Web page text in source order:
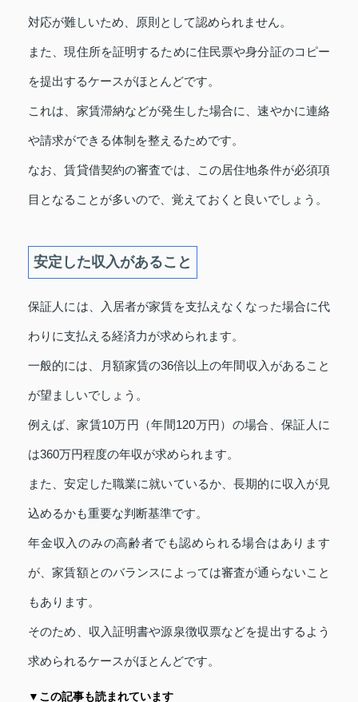
対応が難しいため、原則として認められません。
また、現住所を証明するために住民票や身分証のコピー
を提出するケースがほとんどです。
これは、家賃滞納などが発生した場合に、速やかに連絡
や請求ができる体制を整えるためです。
なお、賃貸借契約の審査では、この居住地条件が必須項
目となることが多いので、覚えておくと良いでしょう。
安定した収入があること
保証人には、入居者が家賃を支払えなくなった場合に代
わりに支払える経済力が求められます。
一般的には、月額家賃の36倍以上の年間収入があること
が望ましいでしょう。
例えば、家賃10万円（年間120万円）の場合、保証人に
は360万円程度の年収が求められます。
また、安定した職業に就いているか、長期的に収入が見
込めるかも重要な判断基準です。
年金収入のみの高齢者でも認められる場合はあります
が、家賃額とのバランスによっては審査が通らないこと
もあります。
そのため、収入証明書や源泉徴収票などを提出するよう
求められるケースがほとんどです。
▼この記事も読まれています